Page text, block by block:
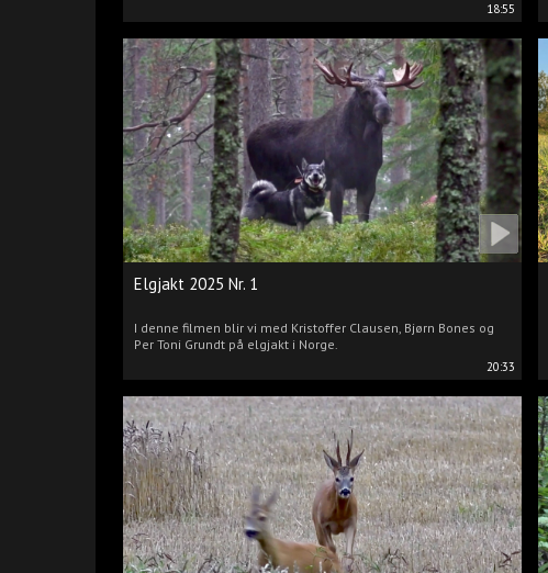
18:55
20:33
Elgjakt 2025 Nr. 1
I denne filmen blir vi med Kristoffer Clausen, Bjørn Bones og
Per Toni Grundt på elgjakt i Norge.